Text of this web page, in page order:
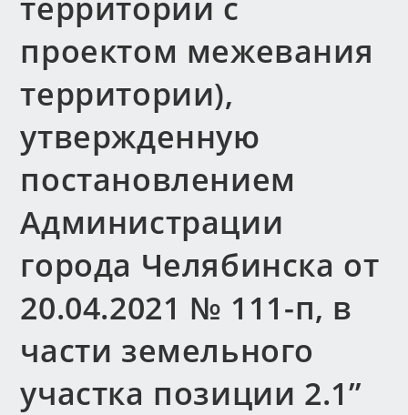
проектом межевания
территории),
утвержденную
постановлением
Администрации
города Челябинска от
20.04.2021 № 111-п, в
части земельного
участка позиции 2.1”